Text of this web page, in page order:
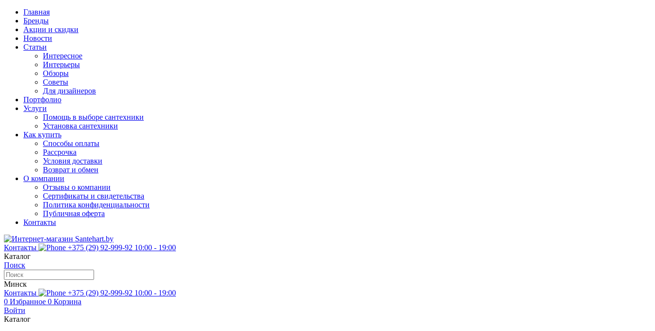
Главная
Бренды
Акции и скидки
Новости
Статьи
Интересное
Интерьеры
Обзоры
Советы
Для дизайнеров
Портфолио
Услуги
Помощь в выборе сантехники
Установка сантехники
Как купить
Способы оплаты
Рассрочка
Условия доставки
Возврат и обмен
О компании
Отзывы о компании
Сертификаты и свидетельства
Политика конфиденциальности
Публичная оферта
Контакты
Контакты +375 (29) 92-999-92 10:00 - 19:00
Каталог
Поиск
Минск
Контакты
+375 (29) 92-999-92 10:00 - 19:00
0 Избранное 0 Корзина
Войти
Каталог